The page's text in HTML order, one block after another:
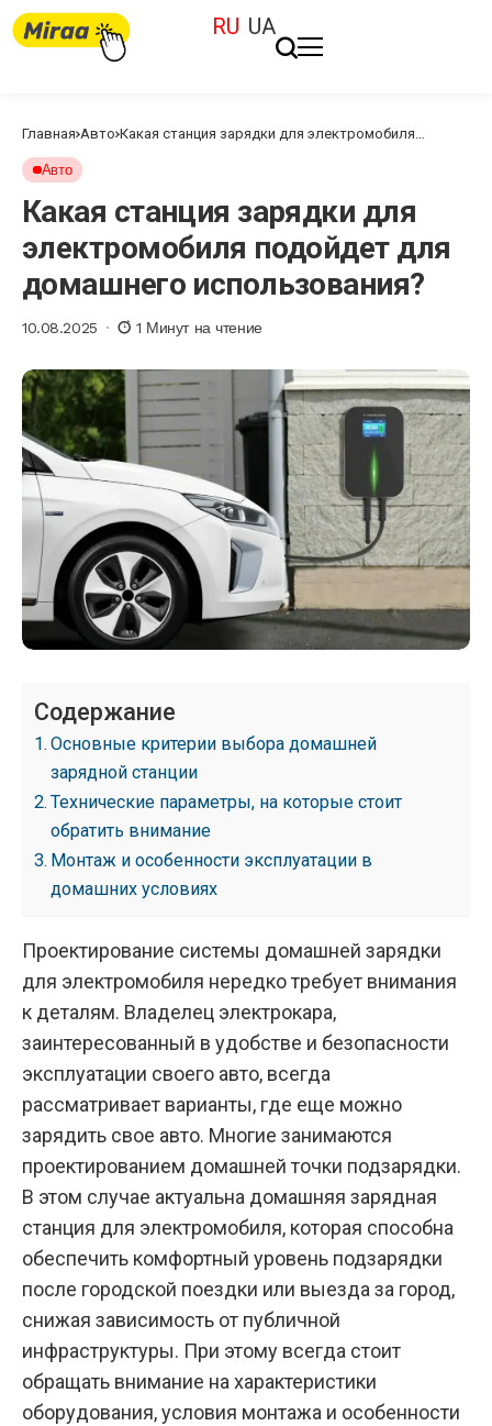
RU UA
Главная Авто Какая станция зарядки для электромобиля
Авто
Какая станция зарядки для
электромобиля подойдет для
домашнего использования?
10.08.2025 1 Минут на чтение
Содержание
Основные критерии выбора домашней
зарядной станции
Технические параметры, на которые стоит
обратить внимание
Монтаж и особенности эксплуатации в
домашних условиях
Проектирование системы домашней зарядки
для электромобиля нередко требует внимания
к деталям. Владелец электрокара,
заинтересованный в удобстве и безопасности
эксплуатации своего авто, всегда
рассматривает варианты, где еще можно
зарядить свое авто. Многие занимаются
проектированием домашней точки подзарядки.
В этом случае актуальна домашняя зарядная
станция для электромобиля, которая способна
обеспечить комфортный уровень подзарядки
после городской поездки или выезда за город,
снижая зависимость от публичной
инфраструктуры. При этому всегда стоит
обращать внимание на характеристики
оборудования, условия монтажа и особенности